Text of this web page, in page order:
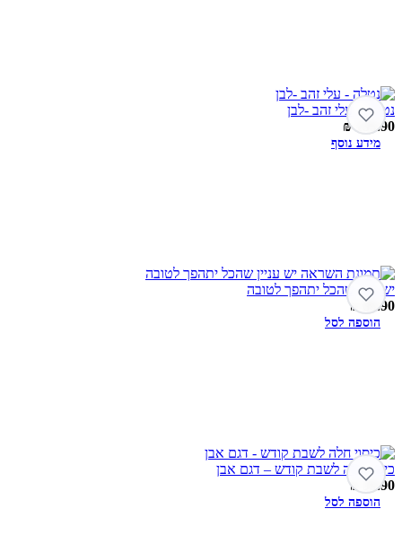
נטלה – עלי זהב -לבן
139.90
₪
מידע נוסף
יש ענין שהכל יתהפך לטובה
89.90
₪
הוספה לסל
כיסוי חלה לשבת קודש – דגם אבן
59.90
₪
הוספה לסל